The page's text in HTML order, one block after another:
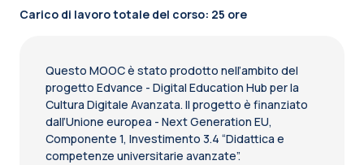
Carico di lavoro totale del corso: 25 ore
Questo MOOC è stato prodotto nell’ambito del
progetto Edvance - Digital Education Hub per la
Cultura Digitale Avanzata. Il progetto è finanziato
dall’Unione europea - Next Generation EU,
Componente 1, Investimento 3.4 “Didattica e
competenze universitarie avanzate”.